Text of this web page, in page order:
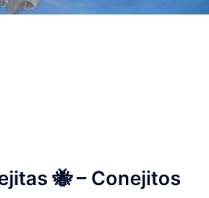
🐝 – Conejitos